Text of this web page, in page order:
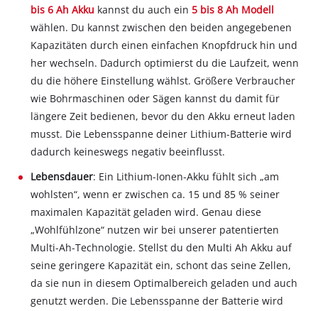
bis 6 Ah Akku kannst du auch ein 5 bis 8 Ah Modell
wählen. Du kannst zwischen den beiden angegebenen
Kapazitäten durch einen einfachen Knopfdruck hin und
her wechseln. Dadurch optimierst du die Laufzeit, wenn
du die höhere Einstellung wählst. Größere Verbraucher
wie Bohrmaschinen oder Sägen kannst du damit für
längere Zeit bedienen, bevor du den Akku erneut laden
musst. Die Lebensspanne deiner Lithium-Batterie wird
dadurch keineswegs negativ beeinflusst.
Lebensdauer: Ein Lithium-Ionen-Akku fühlt sich „am
wohlsten“, wenn er zwischen ca. 15 und 85 % seiner
maximalen Kapazität geladen wird. Genau diese
„Wohlfühlzone“ nutzen wir bei unserer patentierten
Multi-Ah-Technologie. Stellst du den Multi Ah Akku auf
seine geringere Kapazität ein, schont das seine Zellen,
da sie nun in diesem Optimalbereich geladen und auch
genutzt werden. Die Lebensspanne der Batterie wird